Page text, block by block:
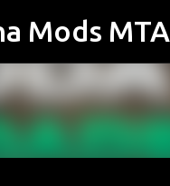
Mods MTA